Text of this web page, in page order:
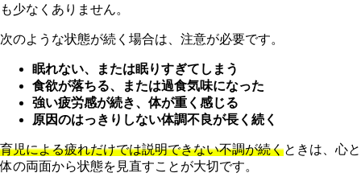
も少なくありません。
次のような状態が続く場合は、注意が必要です。
眠れない、または眠りすぎてしまう
食欲が落ちる、または過食気味になった
強い疲労感が続き、体が重く感じる
原因のはっきりしない体調不良が長く続く
育児による疲れだけでは説明できない不調が続くときは、心と
体の両面から状態を見直すことが大切です。